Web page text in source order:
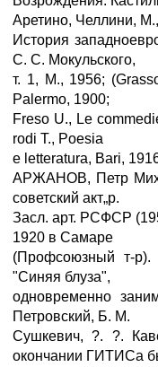
Аретино, Челлини,
История
С. С. Мокульского,
т. 1, M., 1956;
Palermo, 1900;
Freso U., Le
rodi Т., Poesia
e letteratura, Bari,
АРЖАНОВ, Петр
советский акт„р.
Засл. арт. РСФСР
1920 в Самаре
(Профсоюзный т-
"Синяя блуза",
одновременно
Петровский, Б. M.
Сушкевич, ?. ?.
окончании ГИТИСа